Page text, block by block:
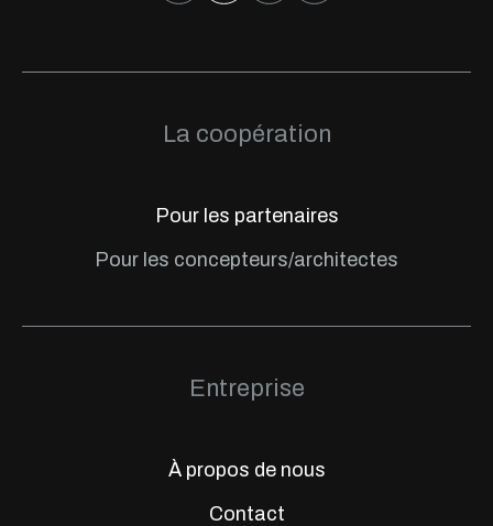
La coopération
Pour les partenaires
Pour les concepteurs/architectes
Entreprise
À propos de nous
Contact